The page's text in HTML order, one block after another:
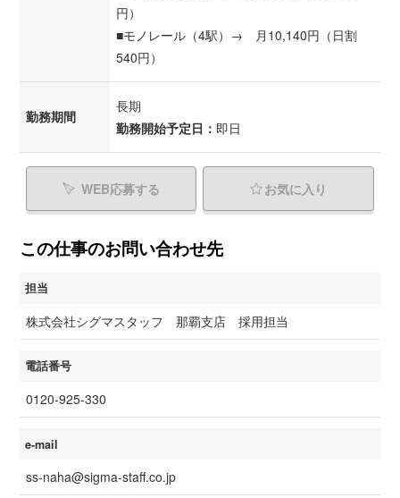
円）
■モノレール（4駅）→ 月10,140円（日割
540円）
勤務期間
長期
勤務開始予定日： 即日
WEB応募する お気に入り
この仕事のお問い合わせ先
担当
株式会社シグマスタッフ 那覇支店 採用担当
電話番号
0120-925-330
e-mail
ss-naha@sigma-staff.co.jp